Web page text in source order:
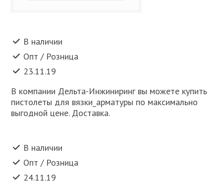
В наличии
Опт / Розница
23.11.19
В компании Дельта-Инжиниринг вы можете купить
пистолеты для вязки_арматуры по максимально
выгодной цене. Доставка.
В наличии
Опт / Розница
24.11.19